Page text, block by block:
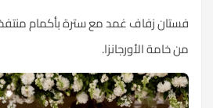
فستان زفاف غمد مع سترة بأكمام
من خامة الأورجانزا.